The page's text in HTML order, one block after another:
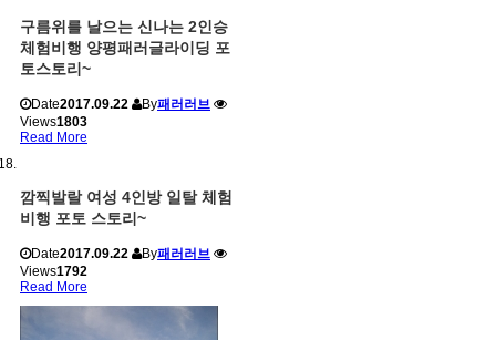
구름위를 날으는 신나는 2인승
체험비행 양평패러글라이딩 포
토스토리~
Date2017.09.22 By패러러브
Views1803
Read More
깜찍발랄 여성 4인방 일탈 체험
비행 포토 스토리~
Date2017.09.22 By패러러브
Views1792
Read More